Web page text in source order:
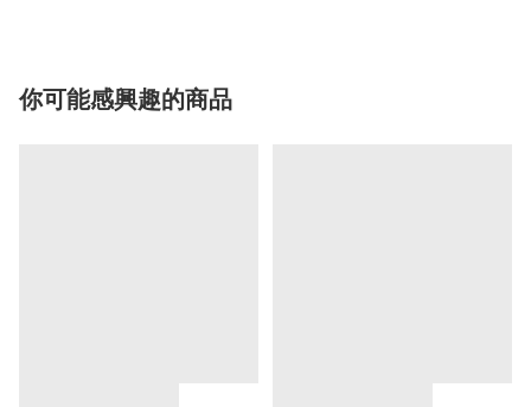
你可能感興趣的商品